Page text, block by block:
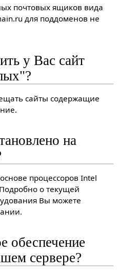
почтовых ящиков вида
для поддоменов не
у Вас сайт
сайты содержащие
на
процессоров Intel
о текущей
Вы можете
обеспечение
сервере?